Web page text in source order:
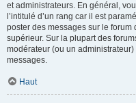
et administrateurs. En général,
l’intitulé d’un rang car il est
poster des messages sur le
supérieur. Sur la plupart des
modérateur (ou un
messages.
Haut